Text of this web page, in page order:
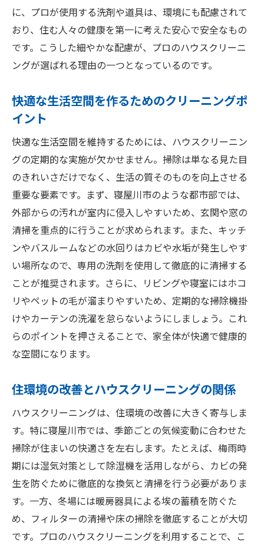
に、プロが使用する洗剤や道具は、環境にも配慮されて
おり、住む人々の健康を第一に考えた安心で安全なもの
です。こうした細やかな配慮が、プロのハウスクリーニ
ングが選ばれる理由の一つとなっているのです。
快適な生活空間を作るためのクリーニングポ
イント
快適な生活空間を維持するためには、ハウスクリーニン
グの定期的な実施が欠かせません。掃除は単なる見た目
のきれいさだけでなく、生活の質そのものを向上させる
重要な要素です。まず、寝屋川市のような都市部では、
外部からの汚れが室内に侵入しやすいため、玄関や窓の
清掃を重点的に行うことが求められます。また、キッチ
ンやバスルームなどの水回りはカビや水垢が発生しやす
い場所なので、専用の洗剤を使用して徹底的に清掃する
ことが推奨されます。さらに、リビングや寝室にはホコ
リやペットの毛が溜まりやすいため、定期的な掃除機掛
けやカーテンの洗濯を怠らないようにしましょう。これ
らのポイントを押さえることで、家全体が快適で健康的
な空間になります。
住環境の改善とハウスクリーニングの関係
ハウスクリーニングは、住環境の改善に大きく寄与しま
す。特に寝屋川市では、季節ごとの気候変動に合わせた
掃除が住まいの快適さを左右します。たとえば、梅雨時
期には湿気対策として除湿機を活用しながら、カビの発
生を防ぐために徹底的な換気と清掃を行う必要がありま
す。一方、冬場には暖房器具による埃の蓄積を防ぐた
め、フィルターの清掃や床の掃除を徹底することが大切
です。プロのハウスクリーニングを利用することで、こ